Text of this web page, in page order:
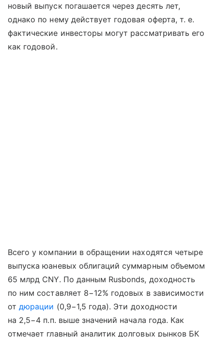
новый выпуск погашается через десять лет,
однако по нему действует годовая оферта, т. е.
фактические инвесторы могут рассматривать его
как годовой.
Всего у компании в обращении находятся четыре
выпуска юаневых облигаций суммарным объемом
65 млрд CNY. По данным Rusbonds, доходность
по ним составляет 8−12% годовых в зависимости
отдюрации (0,9−1,5 года). Эти доходности
на 2,5−4 п.п. выше значений начала года. Как
отмечает главный аналитик долговых рынков БК